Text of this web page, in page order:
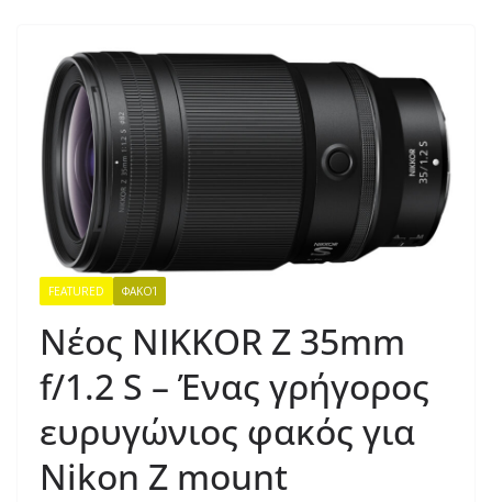
FEATURED ΦΑΚΟΊ
Νέος NIKKOR Z 35mm
f/1.2 S – Ένας γρήγορος
ευρυγώνιος φακός για
Nikon Z mount